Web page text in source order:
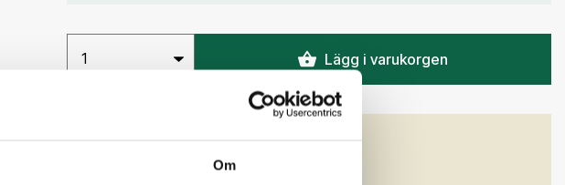
Om
Lägg i varukorgen
PRODUKTEGENSKAPER